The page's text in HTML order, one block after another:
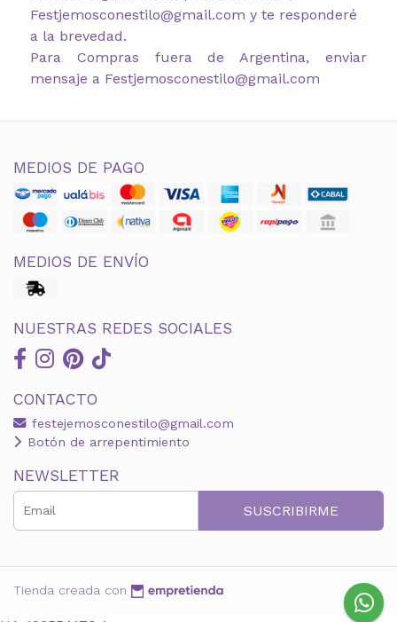
Festjemosconestilo@gmail.com y te responderé
a la brevedad.
Para Compras fuera de Argentina, enviar
mensaje a Festjemosconestilo@gmail.com
MEDIOS DE PAGO
MEDIOS DE ENVÍO
NUESTRAS REDES SOCIALES
CONTACTO
festejemosconestilo@gmail.com
Botón de arrepentimiento
NEWSLETTER
SUSCRIBIRME
Tienda creada con